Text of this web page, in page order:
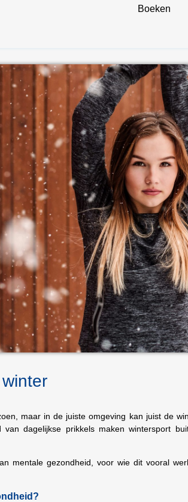
Boeken
maar in de juiste omgeving kan juist de
dagelijkse prikkels maken wintersport
mentale gezondheid, voor wie dit vooral